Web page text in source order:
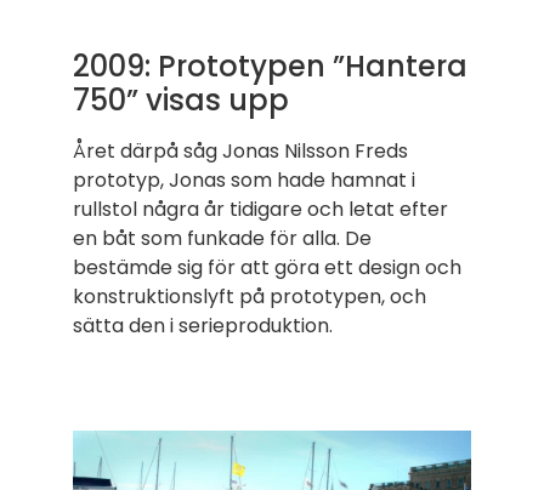
2009: Prototypen ”Hantera
750” visas upp
Året därpå såg Jonas Nilsson Freds
prototyp, Jonas som hade hamnat i
rullstol några år tidigare och letat efter
en båt som funkade för alla. De
bestämde sig för att göra ett design och
konstruktionslyft på prototypen, och
sätta den i serieproduktion.